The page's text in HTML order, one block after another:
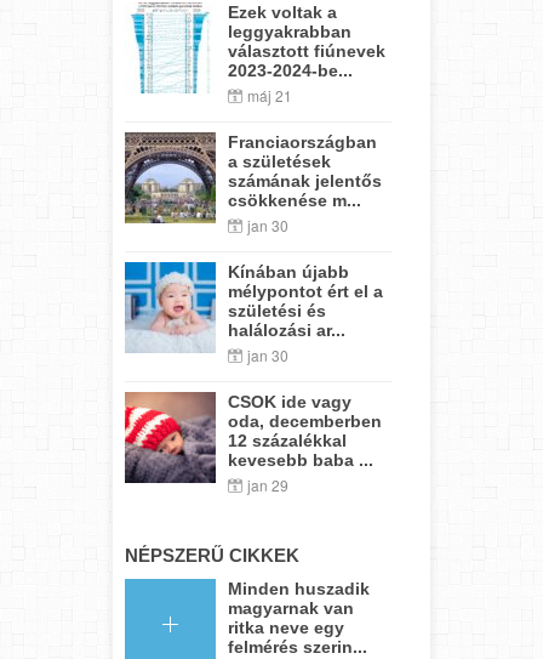
Ezek voltak a
leggyakrabban
választott fiúnevek
2023-2024-be...
máj 21
Franciaországban
a születések
számának jelentős
csökkenése m...
jan 30
Kínában újabb
mélypontot ért el a
születési és
halálozási ar...
jan 30
CSOK ide vagy
oda, decemberben
12 százalékkal
kevesebb baba ...
jan 29
NÉPSZERŰ CIKKEK
Minden huszadik
magyarnak van
ritka neve egy
felmérés szerin...